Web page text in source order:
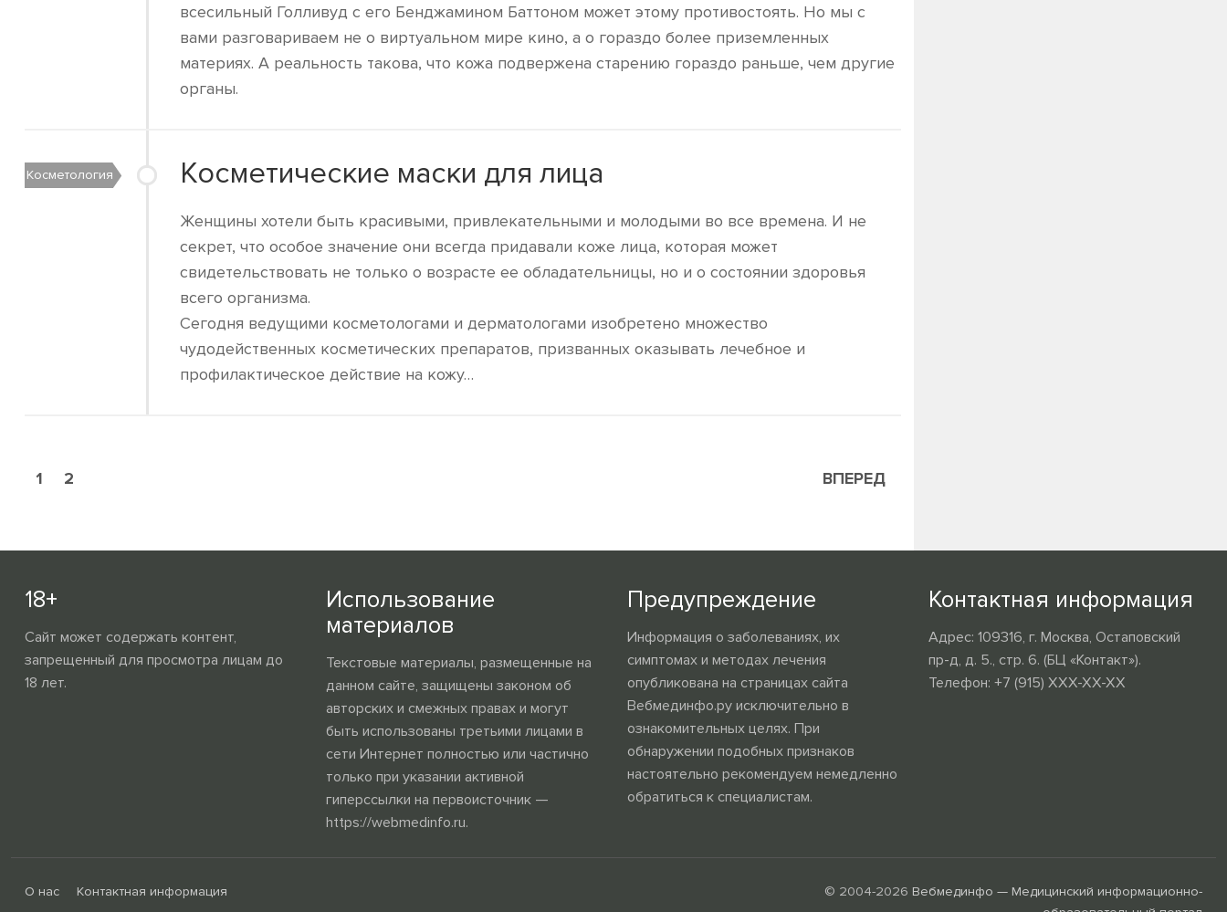
всесильный Голливуд с его Бенджамином Баттоном может этому противостоять. Но мы с
вами разговариваем не о виртуальном мире кино, а о гораздо более приземленных
материях. А реальность такова, что кожа подвержена старению гораздо раньше, чем другие
органы.
Косметические маски для лица
Косметология
Женщины хотели быть красивыми, привлекательными и молодыми во все времена. И не
секрет, что особое значение они всегда придавали коже лица, которая может
свидетельствовать не только о возрасте ее обладательницы, но и о состоянии здоровья
всего организма.
Сегодня ведущими косметологами и дерматологами изобретено множество
чудодейственных косметических препаратов, призванных оказывать лечебное и
профилактическое действие на кожу…
1 2 ВПЕРЕД
18+
Сайт может содержать контент,
запрещенный для просмотра лицам до
18 лет.
Использование
материалов
Текстовые материалы, размещенные на
данном сайте, защищены законом об
авторских и смежных правах и могут
быть использованы третьими лицами в
сети Интернет полностью или частично
только при указании активной
гиперссылки на первоисточник —
https://webmedinfo.ru.
Предупреждение
Информация о заболеваниях, их
симптомах и методах лечения
опубликована на страницах сайта
Вебмединфо.ру исключительно в
ознакомительных целях. При
обнаружении подобных признаков
настоятельно рекомендуем немедленно
обратиться к специалистам.
Контактная информация
Адрес: 109316, г. Москва, Остаповский
пр-д, д. 5., стр. 6. (БЦ «Контакт»).
Телефон: +7 (915) XXX-XX-XX
О нас Контактная информация © 2004-2026 Вебмединфо — Медицинский информационно-